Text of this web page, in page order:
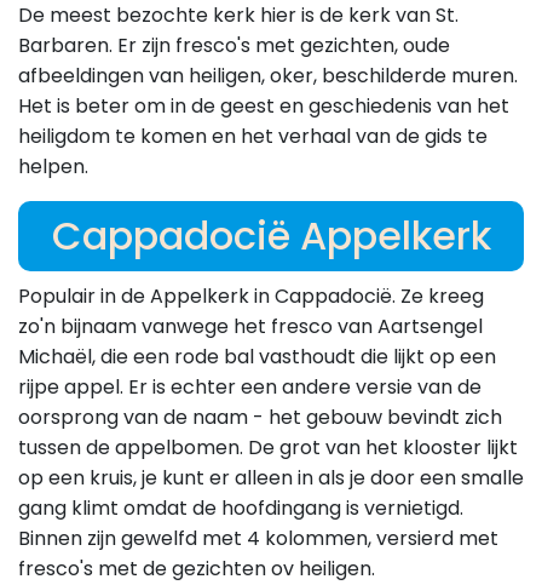
De meest bezochte kerk hier is de kerk van St.
Barbaren. Er zijn fresco's met gezichten, oude
afbeeldingen van heiligen, oker, beschilderde muren.
Het is beter om in de geest en geschiedenis van het
heiligdom te komen en het verhaal van de gids te
helpen.
Cappadocië Appelkerk
Populair in de Appelkerk in Cappadocië. Ze kreeg
zo'n bijnaam vanwege het fresco van Aartsengel
Michaël, die een rode bal vasthoudt die lijkt op een
rijpe appel. Er is echter een andere versie van de
oorsprong van de naam - het gebouw bevindt zich
tussen de appelbomen. De grot van het klooster lijkt
op een kruis, je kunt er alleen in als je door een smalle
gang klimt omdat de hoofdingang is vernietigd.
Binnen zijn gewelfd met 4 kolommen, versierd met
fresco's met de gezichten ov heiligen.